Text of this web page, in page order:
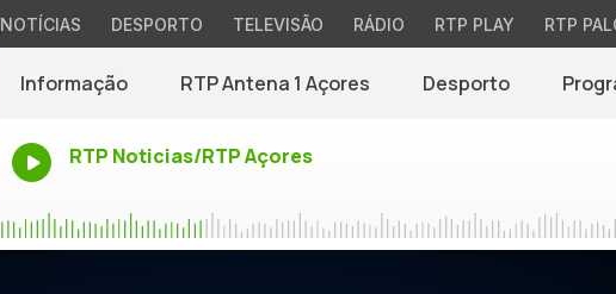
NOTÍCIAS DESPORTO TELEVISÃO RÁDIO RTP PLAY RTP
Informação RTP Antena 1 Açores Desporto
RTP Noticias/RTP Açores